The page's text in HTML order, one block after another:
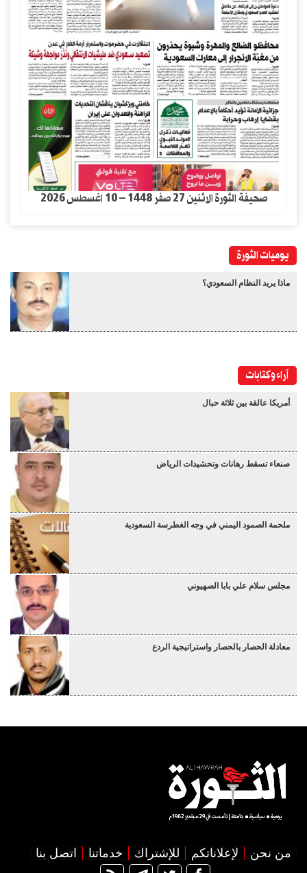
صحيفة الثورة الاثنين 27 صفر 1448 – 10 اغسطس 2026
يوميات الثورة
ماذا يريد النظام السعودي؟
آراء وكتابات
أمريكا عالقة بين ثلاثة حبال
صنعاء تسقط رهانات وتحشيدات الرياض
ملحمة الصمود اليمني في وجه الغطرسة السعودية
مجلس سلام علي بابا الصهيوني
معادلة الحصار بالحصار واستراتيجية الردع
من نحن لإعلاناتكم للإشتراك خدماتنا اتصل بنا